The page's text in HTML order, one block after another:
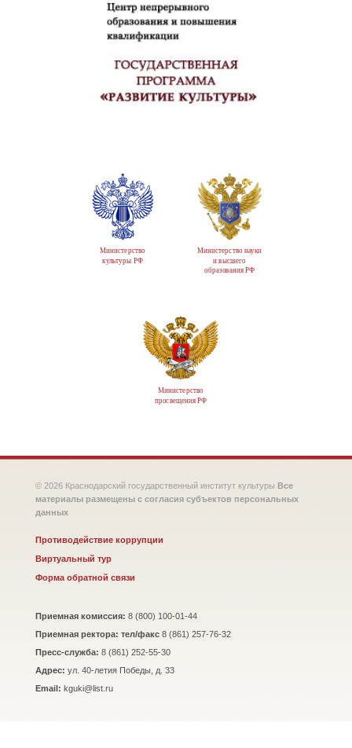
Министерство
культуры РФ
Министерство науки
и высшего
образования РФ
Министерство
просвещения РФ
© 2026 Краснодарский государственный институт культуры Все
материалы размещены с согласия субъектов персональных
данных
Противодействие коррупции
Виртуальный тур
Форма обратной связи
Приемная комиссия: 8 (800) 100-01-44
Приемная ректора: тел/факс 8 (861) 257-76-32
Пресс-служба: 8 (861) 252-55-30
Адрес: ул. 40-летия Победы, д. 33
Email: kguki@list.ru